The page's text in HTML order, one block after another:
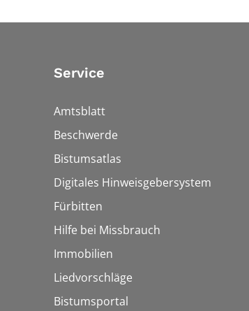
Service
Amtsblatt
Beschwerde
Bistumsatlas
Digitales Hinweisgebersystem
Fürbitten
Hilfe bei Missbrauch
Immobilien
Liedvorschläge
Bistumsportal